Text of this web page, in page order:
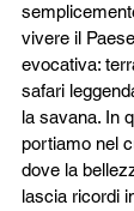
vivere il
evocativa:
safari
la savana. In
portiamo nel
dove la
lascia ricordi